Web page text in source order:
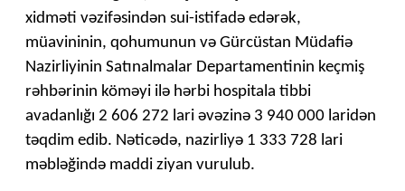
xidməti vəzifəsindən sui-istifadə edərək,
müavininin, qohumunun və Gürcüstan Müdafiə
Nazirliyinin Satınalmalar Departamentinin keçmiş
rəhbərinin köməyi ilə hərbi hospitala tibbi
avadanlığı 2 606 272 lari əvəzinə 3 940 000 laridən
təqdim edib. Nəticədə, nazirliyə 1 333 728 lari
məbləğində maddi ziyan vurulub.